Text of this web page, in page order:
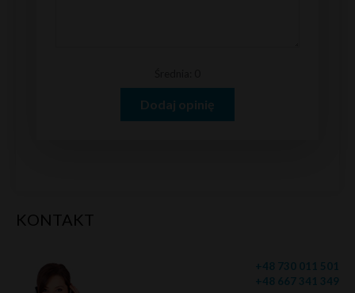
KONTAKT
+48 730 011 501
+48 667 341 349
Dodaj opinię